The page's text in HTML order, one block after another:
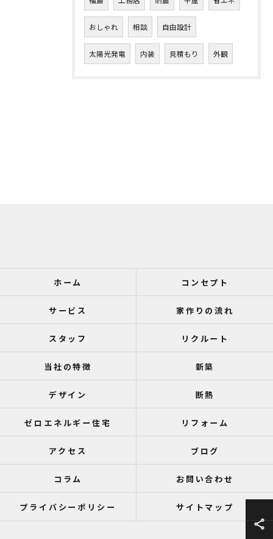
おしゃれ 相談 自由設計
太陽光発電 内装 見積もり 外観
ホーム コンセプト
サービス 家作りの流れ
スタッフ リクルート
当社の特徴 新築
デザイン 断熱
ゼロエネルギー住宅 リフォーム
アクセス ブログ
コラム お問い合わせ
プライバシーポリシー サイトマップ